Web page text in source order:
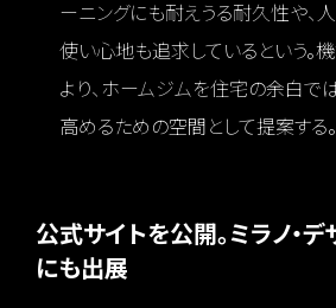
ーニングにも耐えうる耐久性や、
使い心地も追求しているという。
より、ホームジムを住宅の余白で
高めるための空間として提案する。
公式サイトを公開。ミラノ・
にも出展